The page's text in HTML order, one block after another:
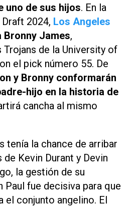
uno de sus hijos. En la
2024, Los Angeles
Bronny James,
Trojans de la University of
el pick número 55. De
y Bronny conformarán
hijo en la historia de
cancha al mismo
tenía la chance de arribar
de Kevin Durant y Devin
la gestión de su
Paul fue decisiva para que
el conjunto angelino. El